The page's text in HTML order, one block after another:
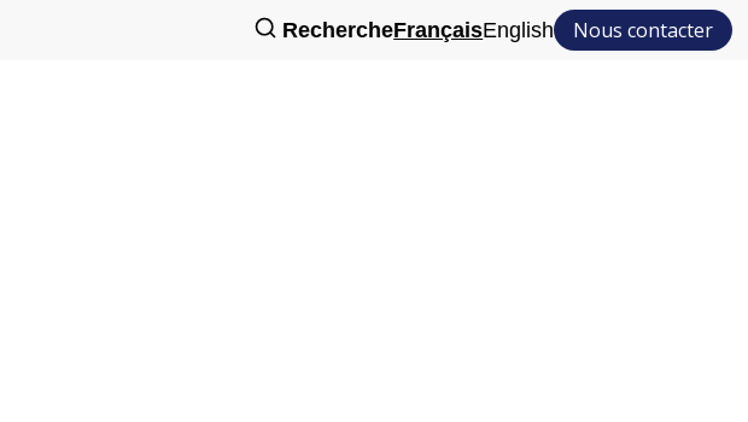
RechercheFrançaisEnglish Nous contacter